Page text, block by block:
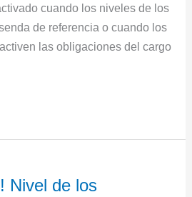
cuando los niveles de los
de referencia o cuando los
las obligaciones del cargo
Nivel de los